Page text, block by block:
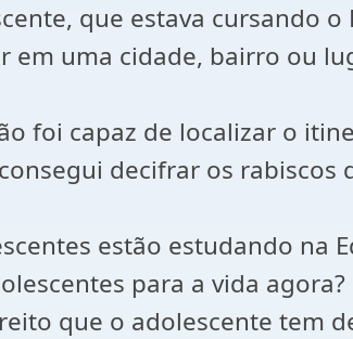
que estava cursando
em uma cidade, bairro ou
foi capaz de localizar o
decifrar os
estão estudando na
para a vida
que o adolescente tem